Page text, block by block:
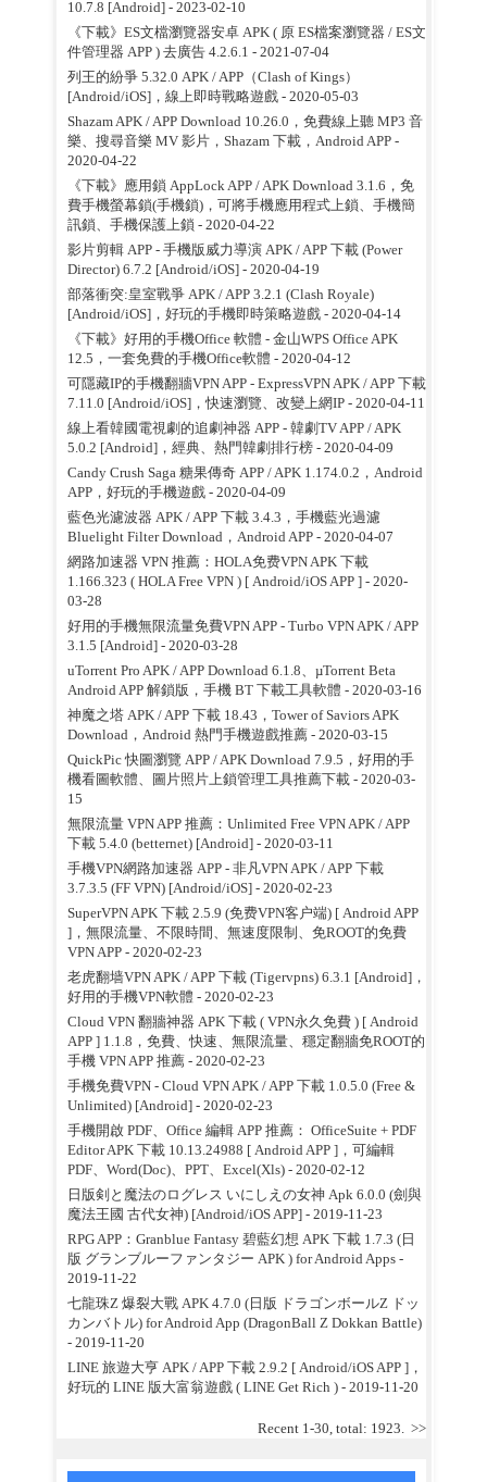
10.7.8 [Android] - 2023-02-10
《下載》ES文檔瀏覽器安卓 APK ( 原 ES檔案瀏覽器 / ES文
件管理器 APP ) 去廣告 4.2.6.1 - 2021-07-04
列王的紛爭 5.32.0 APK / APP（Clash of Kings）
[Android/iOS]，線上即時戰略遊戲- 2020-05-03
Shazam APK / APP Download 10.26.0，免費線上聽 MP3 音
樂、搜尋音樂 MV 影片，Shazam 下載，Android APP-
2020-04-22
《下載》應用鎖 AppLock APP / APK Download 3.1.6，免
費手機螢幕鎖(手機鎖)，可將手機應用程式上鎖、手機簡
訊鎖、手機保護上鎖 - 2020-04-22
影片剪輯 APP - 手機版威力導演 APK / APP 下載 (Power
Director) 6.7.2 [Android/iOS]- 2020-04-19
部落衝突:皇室戰爭 APK / APP 3.2.1 (Clash Royale)
[Android/iOS]，好玩的手機即時策略遊戲- 2020-04-14
《下載》好用的手機Office 軟體 - 金山WPS Office APK
12.5，一套免費的手機Office軟體 - 2020-04-12
可隱藏IP的手機翻牆VPN APP - ExpressVPN APK / APP 下載
7.11.0 [Android/iOS]，快速瀏覽、改變上網IP- 2020-04-11
線上看韓國電視劇的追劇神器 APP - 韓劇TV APP / APK
5.0.2 [Android]，經典、熱門韓劇排行榜- 2020-04-09
Candy Crush Saga 糖果傳奇 APP / APK 1.174.0.2，Android
APP，好玩的手機遊戲- 2020-04-09
藍色光濾波器 APK / APP 下載 3.4.3，手機藍光過濾
Bluelight Filter Download，Android APP- 2020-04-07
網路加速器 VPN 推薦：HOLA免费VPN APK 下載
1.166.323 ( HOLA Free VPN ) [ Android/iOS APP ]- 2020-
03-28
好用的手機無限流量免費VPN APP - Turbo VPN APK / APP
3.1.5 [Android]- 2020-03-28
uTorrent Pro APK / APP Download 6.1.8、µTorrent Beta
Android APP 解鎖版，手機 BT 下載工具軟體 - 2020-03-16
神魔之塔 APK / APP 下載 18.43，Tower of Saviors APK
Download，Android 熱門手機遊戲推薦- 2020-03-15
QuickPic 快圖瀏覽 APP / APK Download 7.9.5，好用的手
機看圖軟體、圖片照片上鎖管理工具推薦下載- 2020-03-
15
無限流量 VPN APP 推薦：Unlimited Free VPN APK / APP
下載 5.4.0 (betternet) [Android]- 2020-03-11
手機VPN網路加速器 APP - 非凡VPN APK / APP 下載
3.7.3.5 (FF VPN) [Android/iOS]- 2020-02-23
SuperVPN APK 下載 2.5.9 (免费VPN客户端) [ Android APP
]，無限流量、不限時間、無速度限制、免ROOT的免費
VPN APP- 2020-02-23
老虎翻墙VPN APK / APP 下載 (Tigervpns) 6.3.1 [Android]，
好用的手機VPN軟體 - 2020-02-23
Cloud VPN 翻牆神器 APK 下載 ( VPN永久免費 ) [ Android
APP ] 1.1.8，免費、快速、無限流量、穩定翻牆免ROOT的
手機 VPN APP 推薦- 2020-02-23
手機免費VPN - Cloud VPN APK / APP 下載 1.0.5.0 (Free &
Unlimited) [Android]- 2020-02-23
手機開啟 PDF、Office 編輯 APP 推薦： OfficeSuite + PDF
Editor APK 下載 10.13.24988 [ Android APP ]，可編輯
PDF、Word(Doc)、PPT、Excel(Xls)- 2020-02-12
日版剣と魔法のログレス いにしえの女神 Apk 6.0.0 (劍與
魔法王國 古代女神) [Android/iOS APP]- 2019-11-23
RPG APP：Granblue Fantasy 碧藍幻想 APK 下載 1.7.3 (日
版 グランブルーファンタジー APK ) for Android Apps -
2019-11-22
七龍珠Z 爆裂大戰 APK 4.7.0 (日版 ドラゴンボールZ ドッ
カンバトル) for Android App (DragonBall Z Dokkan Battle)
- 2019-11-20
LINE 旅遊大亨 APK / APP 下載 2.9.2 [ Android/iOS APP ]，
好玩的 LINE 版大富翁遊戲 ( LINE Get Rich )- 2019-11-20
Recent 1-30, total: 1923. >>